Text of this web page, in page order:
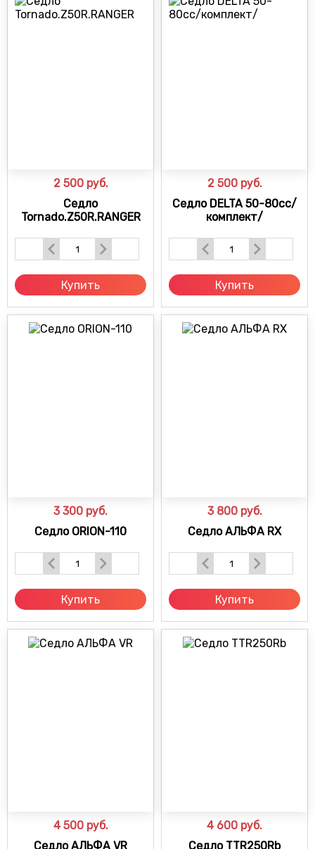
2 500 руб.
Седло
Tornado.Z50R.RANGER
Купить
2 500 руб.
Седло DELTA 50-80cc/
комплект/
Купить
3 300 руб.
Седло ORION-110
Купить
3 800 руб.
Седло АЛЬФА RX
Купить
4 500 руб.
Седло АЛЬФА VR
4 600 руб.
Седло TTR250Rb